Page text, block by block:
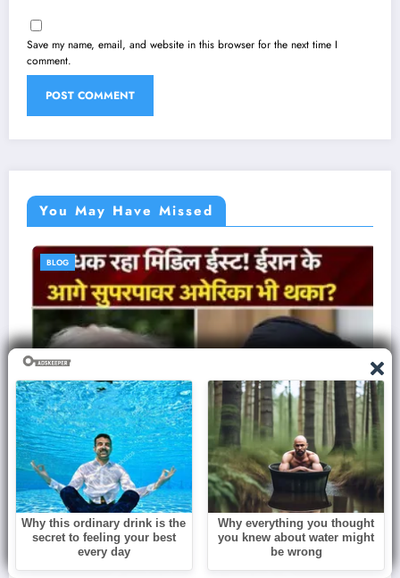
Save my name, email, and website in this browser for the next time I
comment.
You May Have Missed
BLOG